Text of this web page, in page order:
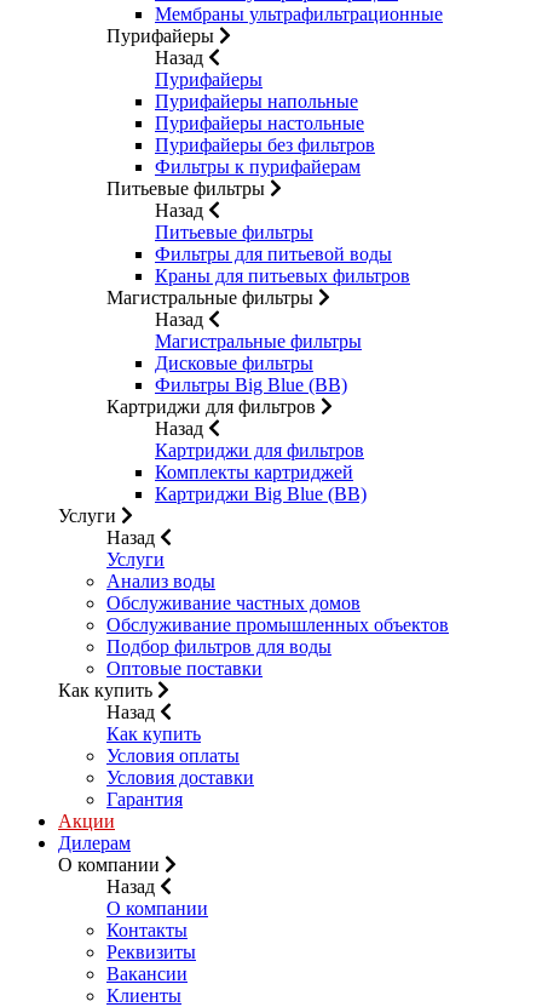
Мембраны ультрафильтрационные
Пурифайеры
Назад
Пурифайеры
Пурифайеры напольные
Пурифайеры настольные
Пурифайеры без фильтров
Фильтры к пурифайерам
Питьевые фильтры
Назад
Питьевые фильтры
Фильтры для питьевой воды
Краны для питьевых фильтров
Магистральные фильтры
Назад
Магистральные фильтры
Дисковые фильтры
Фильтры Big Blue (BB)
Картриджи для фильтров
Назад
Картриджи для фильтров
Комплекты картриджей
Картриджи Big Blue (BB)
Услуги
Назад
Услуги
Анализ воды
Обслуживание частных домов
Обслуживание промышленных объектов
Подбор фильтров для воды
Оптовые поставки
Как купить
Назад
Как купить
Условия оплаты
Условия доставки
Гарантия
Акции
Дилерам
О компании
Назад
О компании
Контакты
Реквизиты
Вакансии
Клиенты